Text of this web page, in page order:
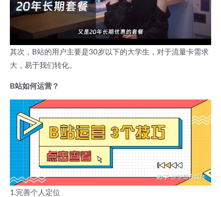
其次，B站的用户主要是30岁以下的大学生，对于流量卡需求
大，易于我们转化。
B站如何运营？
1.完善个人定位